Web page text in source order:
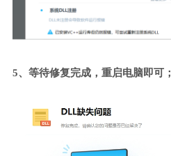
5、等待修复完成，重启电脑即可；